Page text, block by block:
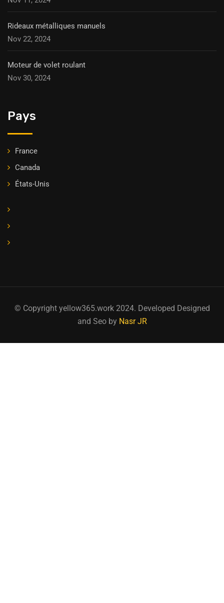
Rideaux métalliques manuels
Nov 22, 2024
Moteur de volet roulant
Nov 30, 2024
Pays
France
Canada
États-Unis
© Copyright yellow365.work 2024. Developed Designed
and Seo by Nasr JR